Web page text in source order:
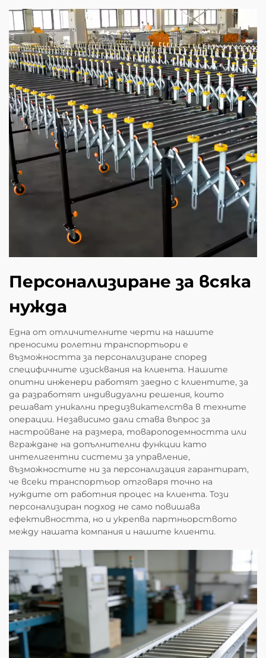
Персонализиране за всяка
нужда
Една от отличителните черти на нашите
преносими ролетни транспортьори е
възможността за персонализиране според
специфичните изисквания на клиента. Нашите
опитни инженери работят заедно с клиентите, за
да разработят индивидуални решения, които
решават уникални предизвикателства в техните
операции. Независимо дали става въпрос за
настройване на размера, товароподемността или
вграждане на допълнителни функции като
интелигентни системи за управление,
възможностите ни за персонализация гарантират,
че всеки транспортьор отговаря точно на
нуждите от работния процес на клиента. Този
персонализиран подход не само повишава
ефективността, но и укрепва партньорството
между нашата компания и нашите клиенти.